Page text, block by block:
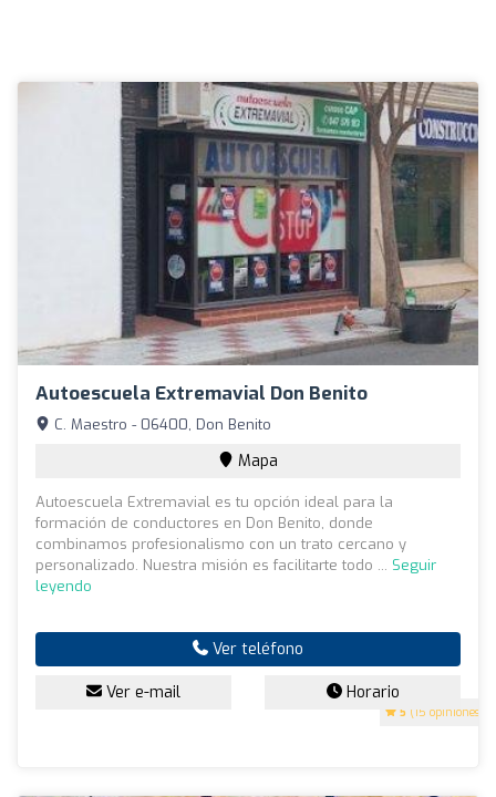
Autoescuela Extremavial Don Benito
5 (15 opiniones)
C. Maestro - 06400, Don Benito
Mapa
Autoescuela Extremavial es tu opción ideal para la
formación de conductores en Don Benito, donde
combinamos profesionalismo con un trato cercano y
personalizado. Nuestra misión es facilitarte todo ... Seguir
leyendo
Ver teléfono
Ver e-mail Horario